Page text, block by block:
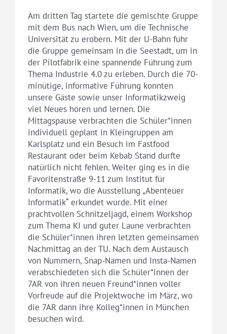
Am dritten Tag startete die gemischte Gruppe
mit dem Bus nach Wien, um die Technische
Universität zu erobern. Mit der U-Bahn fuhr
die Gruppe gemeinsam in die Seestadt, um in
der Pilotfabrik eine spannende Führung zum
Thema Industrie 4.0 zu erleben. Durch die 70-
minütige, informative Führung konnten
unsere Gäste sowie unser Informatikzweig
viel Neues hören und lernen. Die
Mittagspause verbrachten die Schüler*innen
individuell geplant in Kleingruppen am
Karlsplatz und ein Besuch im Fastfood
Restaurant oder beim Kebab Stand durfte
natürlich nicht fehlen. Weiter ging es in die
Favoritenstraße 9-11 zum Institut für
Informatik, wo die Ausstellung „Abenteuer
Informatik“ erkundet wurde. Mit einer
prachtvollen Schnitzeljagd, einem Workshop
zum Thema KI und guter Laune verbrachten
die Schüler*innen ihren letzten gemeinsamen
Nachmittag an der TU. Nach dem Austausch
von Nummern, Snap-Namen und Insta-Namen
verabschiedeten sich die Schüler*innen der
7AR von ihren neuen Freund*innen voller
Vorfreude auf die Projektwoche im März, wo
die 7AR dann ihre Kolleg*innen in München
besuchen wird.